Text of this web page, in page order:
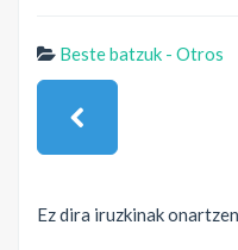
Beste batzuk - Otros
Ez dira iruzkinak onartzen.